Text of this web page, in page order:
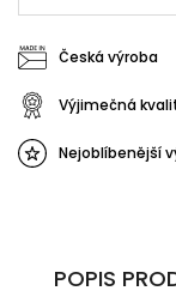
Česká výroba
Výjimečná
Nejoblíbenější
POPIS